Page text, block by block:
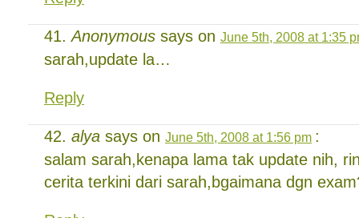
Anonymous says on June 5th, 2008 at 1:35
sarah,update la…
Reply
alya says on June 5th, 2008 at 1:56 pm :
salam sarah,kenapa lama tak update nih,
cerita terkini dari sarah,bgaimana dgn